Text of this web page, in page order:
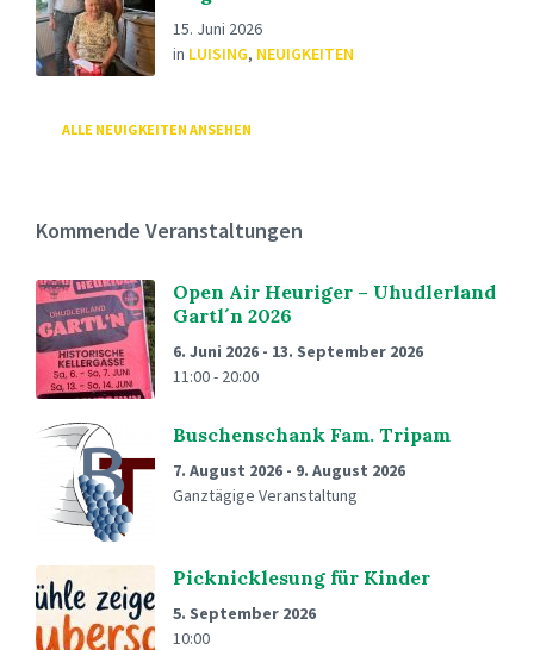
15. Juni 2026
in LUISING, NEUIGKEITEN
ALLE NEUIGKEITEN ANSEHEN
Kommende Veranstaltungen
Open Air Heuriger – Uhudlerland
Gartl´n 2026
6. Juni 2026 - 13. September 2026
11:00 - 20:00
Buschenschank Fam. Tripam
7. August 2026 - 9. August 2026
Ganztägige Veranstaltung
Picknicklesung für Kinder
5. September 2026
10:00